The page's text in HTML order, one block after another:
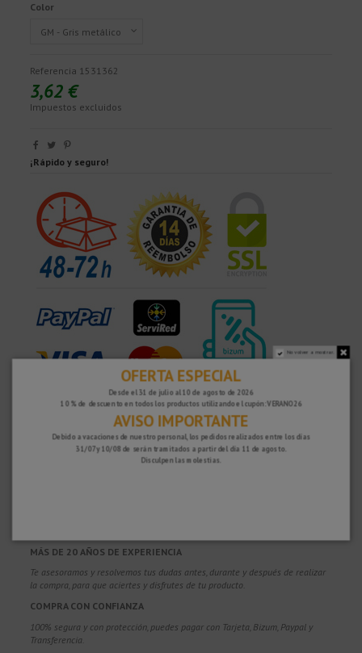
Color
Referencia 1531362
3,62 €
Impuestos excluidos
¡Rápido y seguro!
¿POR QUÉ ELEGIRNOS?
PORTES GRATUITOS
Costes de envío gratis para pedidos superiores a 100€. Válidos para España*,
Andorra y Portugal*. (*Solo península)
MÁS DE 20 AÑOS DE EXPERIENCIA
Te asesoramos y resolvemos tus dudas antes, durante y después de realizar
la compra, para que aciertes y disfrutes de tu producto.
COMPRA CON CONFIANZA
100% segura y con protección, puedes pagar con Tarjeta, Bizum, Paypal y
Transferencia.
No volver a mostrar.
OFERTA ESPECIAL
Desde el 31 de julio al 10 de agosto de 2026
10 % de descuento en todos los productos utilizando el cupón: VERANO26
AVISO IMPORTANTE
Debido a vacaciones de nuestro personal, los pedidos realizados entre los días
31/07 y 10/08 de serán tramitados a partir del día 11 de agosto.
Disculpen las molestias.